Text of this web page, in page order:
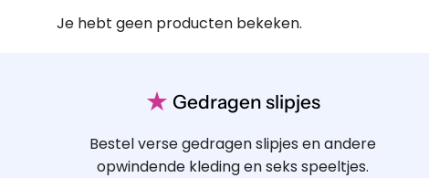
Je hebt geen producten bekeken.
★ Gedragen slipjes
Bestel verse gedragen slipjes en andere
opwindende kleding en seks speeltjes.